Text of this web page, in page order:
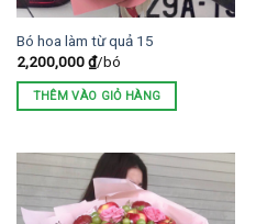
Bó hoa làm từ quả 15
2,200,000₫/bó
THÊM VÀO GIỎ HÀNG